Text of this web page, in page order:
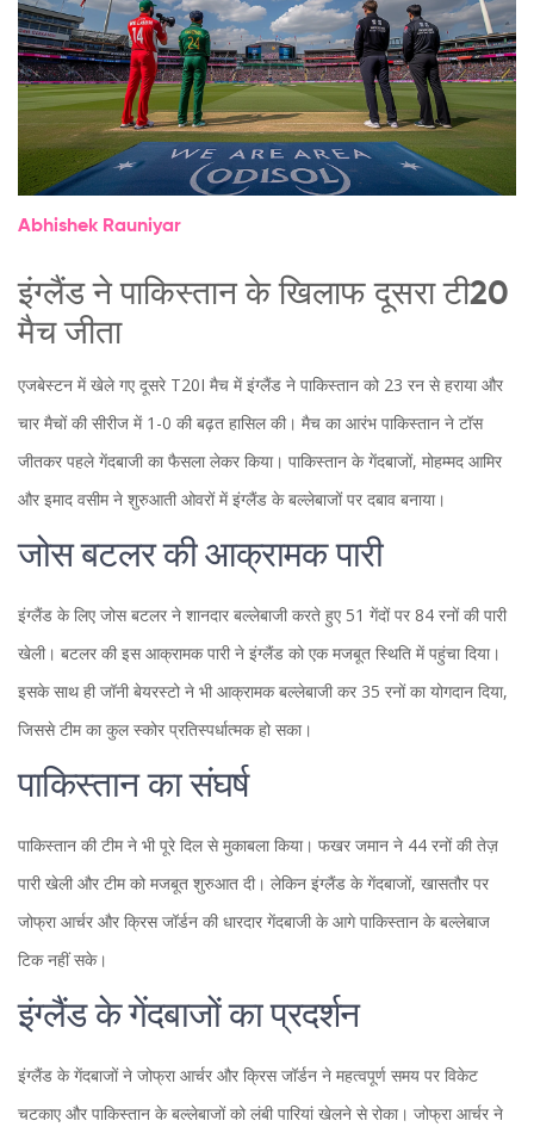
Abhishek Rauniyar
इंग्लैंड ने पाकिस्तान के खिलाफ दूसरा टी20
मैच जीता
एजबेस्टन में खेले गए दूसरे T20I मैच में इंग्लैंड ने पाकिस्तान को 23 रन से हराया और
चार मैचों की सीरीज में 1-0 की बढ़त हासिल की। मैच का आरंभ पाकिस्तान ने टॉस
जीतकर पहले गेंदबाजी का फैसला लेकर किया। पाकिस्तान के गेंदबाजों, मोहम्मद आमिर
और इमाद वसीम ने शुरुआती ओवरों में इंग्लैंड के बल्लेबाजों पर दबाव बनाया।
जोस बटलर की आक्रामक पारी
इंग्लैंड के लिए जोस बटलर ने शानदार बल्लेबाजी करते हुए 51 गेंदों पर 84 रनों की पारी
खेली। बटलर की इस आक्रामक पारी ने इंग्लैंड को एक मजबूत स्थिति में पहुंचा दिया।
इसके साथ ही जॉनी बेयरस्टो ने भी आक्रामक बल्लेबाजी कर 35 रनों का योगदान दिया,
जिससे टीम का कुल स्कोर प्रतिस्पर्धात्मक हो सका।
पाकिस्तान का संघर्ष
पाकिस्तान की टीम ने भी पूरे दिल से मुकाबला किया। फखर जमान ने 44 रनों की तेज़
पारी खेली और टीम को मजबूत शुरुआत दी। लेकिन इंग्लैंड के गेंदबाजों, खासतौर पर
जोफ्रा आर्चर और क्रिस जॉर्डन की धारदार गेंदबाजी के आगे पाकिस्तान के बल्लेबाज
टिक नहीं सके।
इंग्लैंड के गेंदबाजों का प्रदर्शन
इंग्लैंड के गेंदबाजों ने जोफ्रा आर्चर और क्रिस जॉर्डन ने महत्वपूर्ण समय पर विकेट
चटकाए और पाकिस्तान के बल्लेबाजों को लंबी पारियां खेलने से रोका। जोफ्रा आर्चर ने